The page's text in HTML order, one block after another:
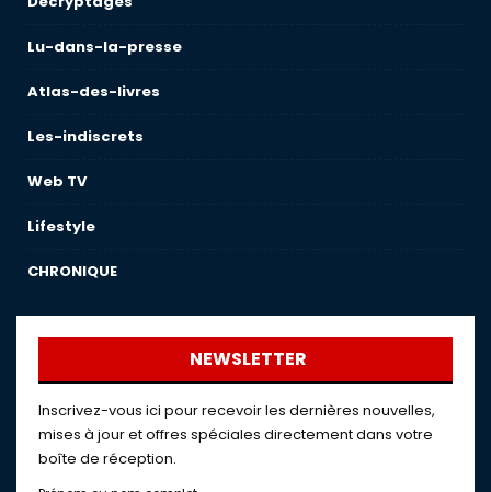
Lu-dans-la-presse
Atlas-des-livres
Les-indiscrets
Web TV
Lifestyle
CHRONIQUE
NEWSLETTER
Inscrivez-vous ici pour recevoir les dernières nouvelles,
mises à jour et offres spéciales directement dans votre
boîte de réception.